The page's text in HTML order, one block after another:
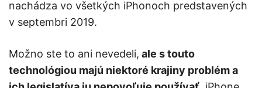
nachádza vo všetkých iPhonoch predstavených
v septembri 2019.
Možno ste to ani nevedeli, ale s touto
technológiou majú niektoré krajiny problém a